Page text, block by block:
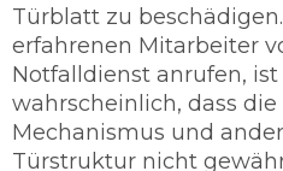
Türblatt zu
erfahrenen Mitarbeiter
Notfalldienst anrufen, ist
wahrscheinlich, dass
Mechanismus und
Türstruktur nicht